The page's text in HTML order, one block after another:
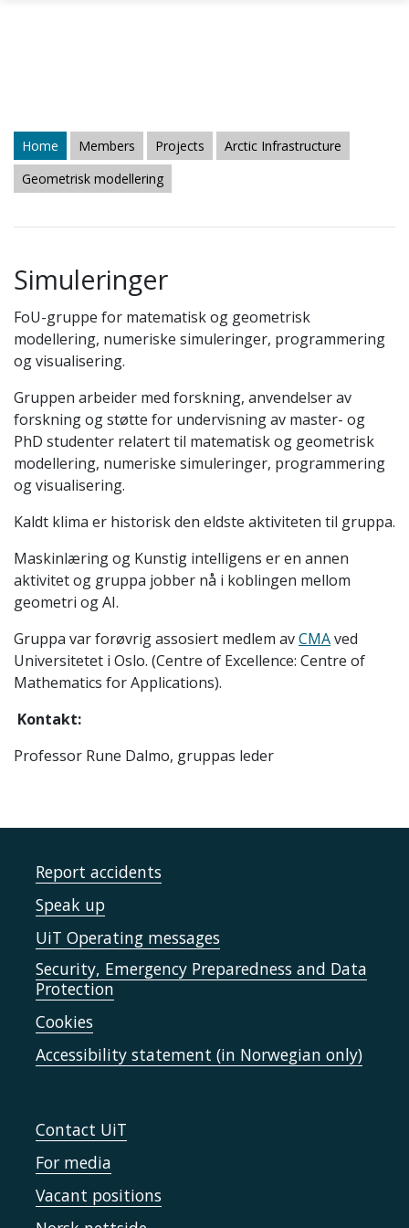
Home Members Projects
Arctic Infrastructure
Geometrisk modellering
Simuleringer
FoU-gruppe for matematisk og geometrisk
modellering, numeriske simuleringer, programmering
og visualisering.
Gruppen arbeider med forskning, anvendelser av
forskning og støtte for undervisning av master- og
PhD studenter relatert til matematisk og geometrisk
modellering, numeriske simuleringer, programmering
og visualisering.
Kaldt klima er historisk den eldste aktiviteten til gruppa.
Maskinlæring og Kunstig intelligens er en annen
aktivitet og gruppa jobber nå i koblingen mellom
geometri og AI.
Gruppa var forøvrig assosiert medlem avCMAved
Universitetet i Oslo. (Centre of Excellence: Centre of
Mathematics for Applications).
Kontakt:
Professor Rune Dalmo, gruppas leder
Report accidents
Speak up
UiT Operating messages
Security, Emergency Preparedness and Data
Protection
Cookies
Accessibility statement (in Norwegian only)
Contact UiT
For media
Vacant positions